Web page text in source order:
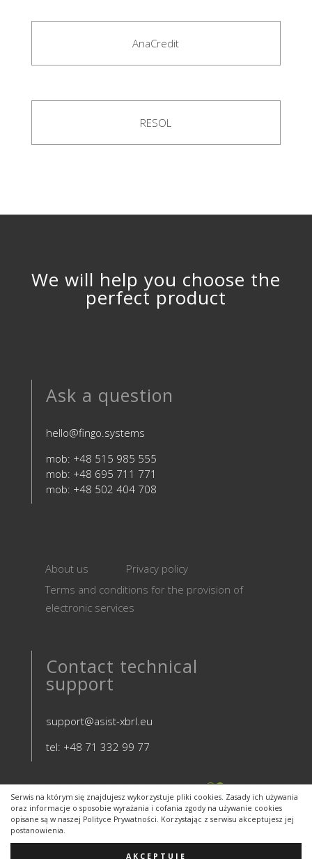
Serwis na którym się znajdujesz wykorzystuje pliki cookies. Zasady ich używania
oraz informacje o sposobie wyrażania i cofania zgody na używanie cookies
opisane są w naszej Polityce Prywatności. Korzystając z serwisu akceptujesz jej
postanowienia.
AKCEPTUJĘ
AnaCredit
RESOL
We will help you choose the
perfect product
Ask a question
hello@fingo.systems
mob: +48 515 985 555
mob: +48 695 711 771
mob: +48 502 404 708
About us
Privacy policy
Terms and conditions for the provision of
electronic services
Contact technical
support
support@asist-xbrl.eu
tel: +48 71 332 99 77